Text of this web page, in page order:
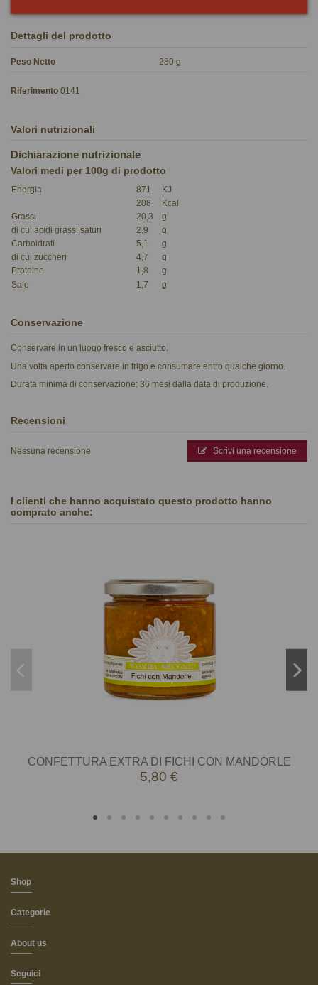
Dettagli del prodotto
Peso Netto 280 g
Riferimento 0141
Valori nutrizionali
Dichiarazione nutrizionale
Valori medi per 100g di prodotto
Energia 871
KJ
208
Kcal
Grassi
20,3
g
di cui acidi grassi saturi
2,9
g
Carboidrati
5,1
g
di cui zuccheri
4,7
g
Proteine
1,8
g
Sale
1,7 g
Conservazione
Conservare in un luogo fresco e asciutto.
Una volta aperto conservare in frigo e consumare entro qualche giorno.
Durata minima di conservazione: 36 mesi dalla data di produzione.
Recensioni
Nessuna recensione Scrivi una recensione
I clienti che hanno acquistato questo prodotto hanno
comprato anche:
CONFETTURA EXTRA DI FICHI CON MANDORLE
5,80 €
Shop
Categorie
About us
Seguici